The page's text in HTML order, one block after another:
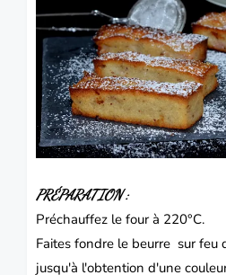
PRÉPARATION :
Préchauffez le four à 220°C.
Faites fondre le beurre sur feu
jusqu'à l'obtention d'une